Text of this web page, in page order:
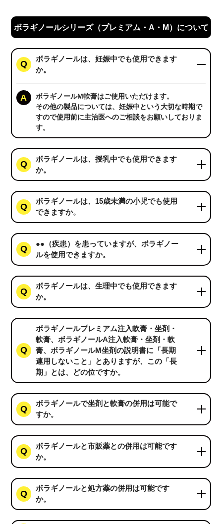
ボラギノールシリーズ（プレミアム・A・M）について
ボラギノールは、妊娠中でも使用できます
か。
ボラギノールM軟膏はご使用いただけます。
その他の製品については、妊娠中という大切な時期で
すので使用前に主治医へのご相談をお願いしておりま
す。
ボラギノールは、授乳中でも使用できます
か。
ボラギノールは、15歳未満の小児でも使用
できますか。
●●（疾患）を患っていますが、ボラギノー
ルを使用できますか。
ボラギノールは、生理中でも使用できます
か。
ボラギノールプレミアム注入軟膏・坐剤・
軟膏、ボラギノールA注入軟膏・坐剤・軟
膏、ボラギノールM坐剤の説明書に「長期
連用しないこと」とありますが、この「長
期」とは、どの位ですか。
ボラギノールで坐剤と軟膏の併用は可能で
すか。
ボラギノールと市販薬との併用は可能です
か。
ボラギノールと処方薬の併用は可能です
か。